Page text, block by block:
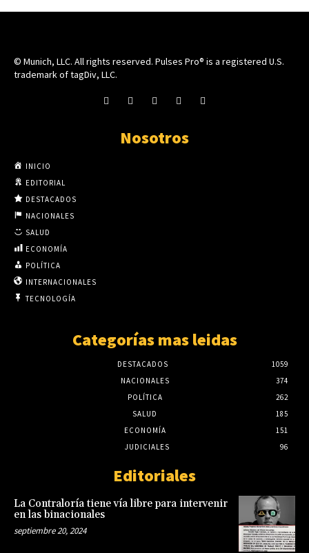
© Munich, LLC. All rights reserved. Pulses Pro® is a registered U.S.
trademark of tagDiv, LLC.
Nosotros
INICIO
EDITORIAL
DESTACADOS
NACIONALES
SALUD
ECONOMÍA
POLÍTICA
INTERNACIONALES
TECNOLOGÍA
Categorías mas leidas
DESTACADOS
1059
NACIONALES
374
POLÍTICA
262
SALUD
185
ECONOMÍA
151
JUDICIALES
96
Editoriales
La Contraloría tiene vía libre para intervenir
en las binacionales
septiembre 20, 2024